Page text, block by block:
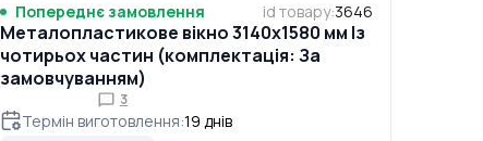
Попереднє замовлення id товару:3646
Металопластикове вікно 3140x1580 мм Із
чотирьох частин (комплектація: За
замовчуванням)
3
Термін виготовлення:19 днів